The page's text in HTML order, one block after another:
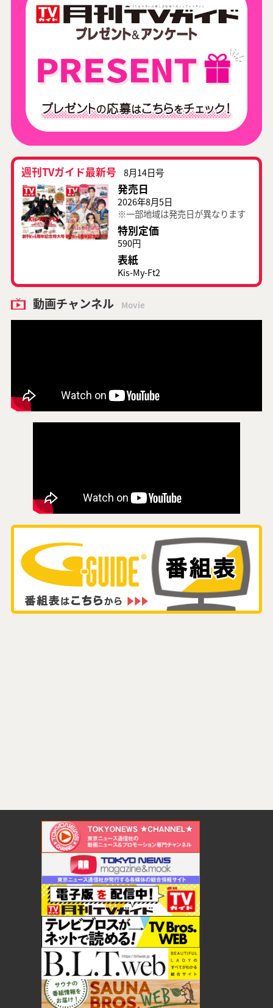
週刊TVガイド最新号 8月14日号
発売日
2026年8月5日
※一部地域は発売日が異なります
特別定価
590円
表紙
Kis-My-Ft2
動画チャンネル Movie